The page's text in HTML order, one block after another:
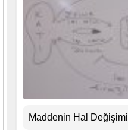
Maddenin Hal Değişimi